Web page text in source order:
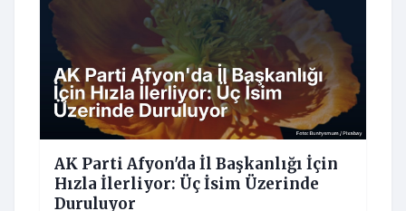
AK Parti Afyon'da İl Başkanlığı İçin
Hızla İlerliyor: Üç İsim Üzerinde
Duruluyor